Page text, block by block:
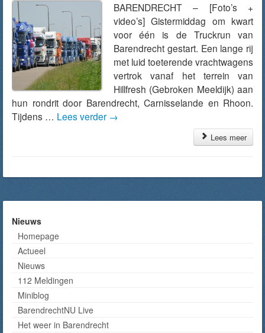
BARENDRECHT – [Foto’s +
video’s] Gistermiddag om kwart
voor één is de Truckrun van
Barendrecht gestart. Een lange rij
met luid toeterende vrachtwagens
vertrok vanaf het terrein van
Hillfresh (Gebroken Meeldijk) aan
hun rondrit door Barendrecht, Carnisselande en Rhoon.
Tijdens … Lees verder →
Lees meer
Nieuws
Homepage
Actueel
Nieuws
112 Meldingen
Miniblog
BarendrechtNU Live
Het weer in Barendrecht